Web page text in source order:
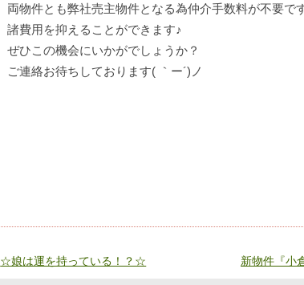
両物件とも弊社売主物件となる為仲介手数料が不要です
諸費用を抑えることができます♪
ぜひこの機会にいかがでしょうか？
ご連絡お待ちしております( ｀ー´)ノ
☆娘は運を持っている！？☆ 新物件『小